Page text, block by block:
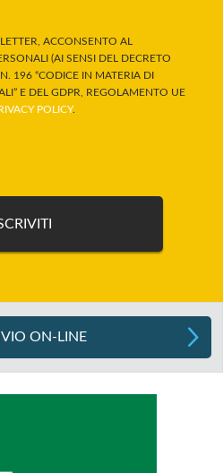
ACCONSENTO AL
(AI SENSI DEL DECRETO
196 “CODICE IN MATERIA DI
E DEL GDPR, REGOLAMENTO UE
POLICY.
ON-LINE